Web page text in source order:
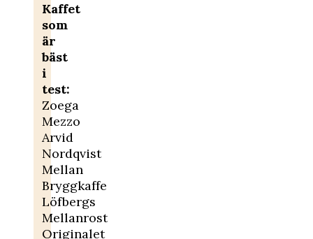
Kaffet
som
är
bäst
i
test:
Zoega
Mezzo
Arvid
Nordqvist
Mellan
Bryggkaffe
Löfbergs
Mellanrost
Originalet